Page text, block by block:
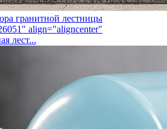
гранитной лестницы
align="aligncenter"
лест...